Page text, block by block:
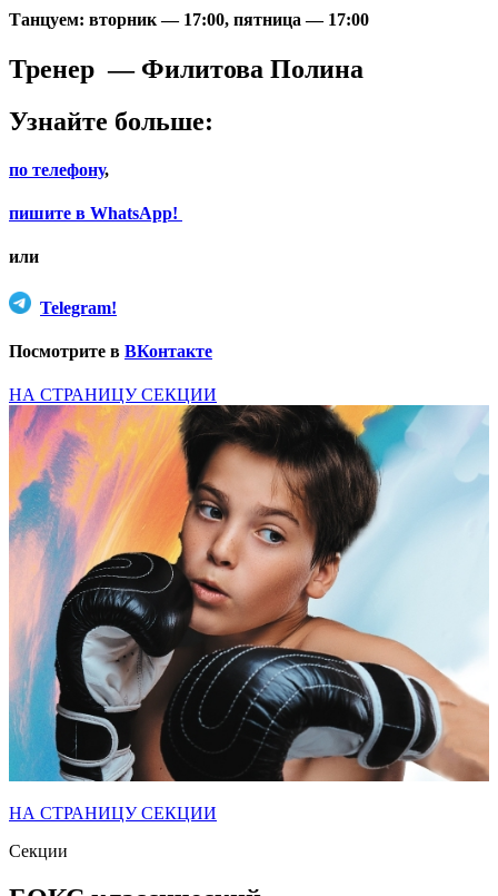
Танцуем: вторник — 17:00, пятница — 17:00
Тренер — Филитова Полина
Узнайте больше:
по телефону,
пишите в WhatsApp!
или
Telegram!
Посмотрите в ВКонтакте
НА СТРАНИЦУ СЕКЦИИ
НА СТРАНИЦУ СЕКЦИИ
Секции